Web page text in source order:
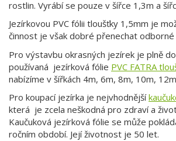
rostlin. Vyrábí se pouze v šířce 1,3m a
Jezírkovou PVC fólii tloušťky 1,5mm je
činnost je však dobré přenechat odborné
Pro výstavbu okrasných jezírek je plně
používaná jezírková fólie PVC FATRA
nabízíme v šířkách 4m, 6m, 8m, 10m,
Pro koupací jezírka je nejvhodnější
která je zcela neškodná pro zdraví a
Kaučuková jezírková fólie se může
ročním období. Její životnost je 50 let.